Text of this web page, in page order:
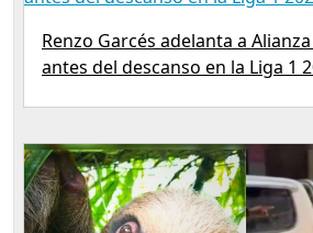
Renzo Garcés adelanta a
antes del descanso en la Liga 1